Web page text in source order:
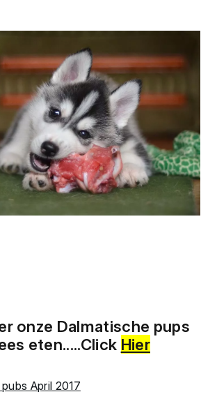
onze Dalmatische pups
eten.....Click Hier
April 2017